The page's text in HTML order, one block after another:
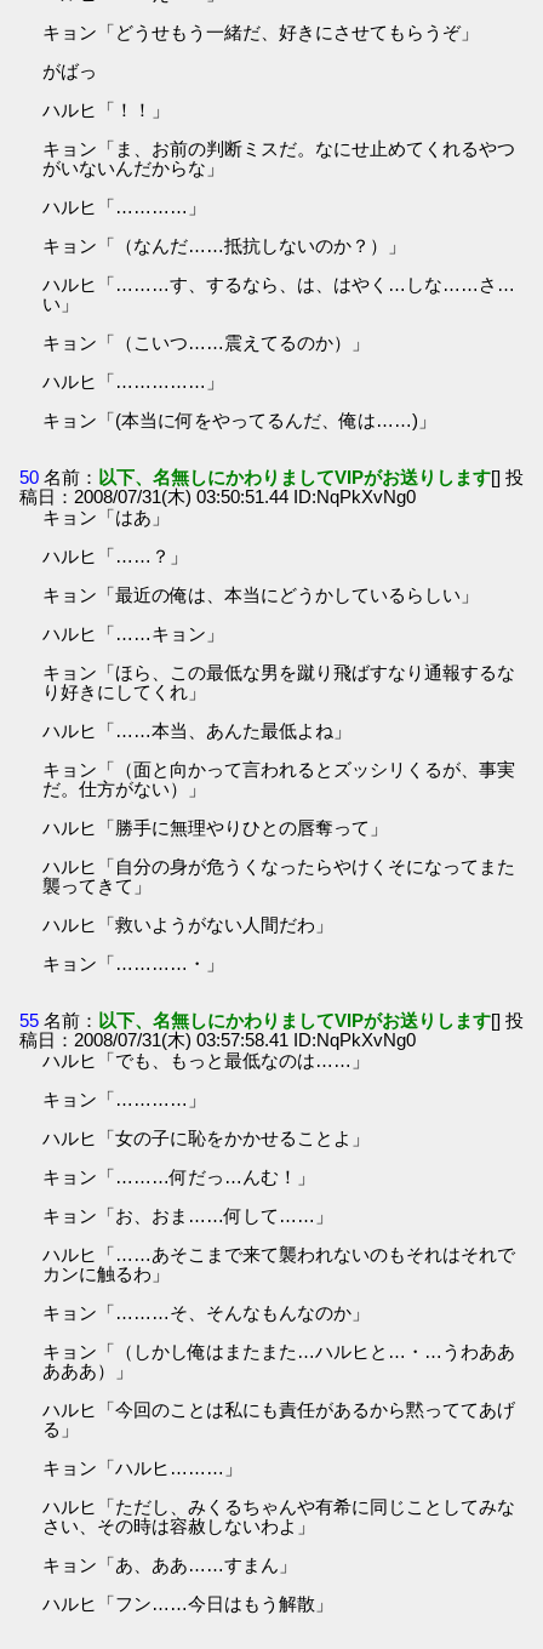
キョン「どうせもう一緒だ、好きにさせてもらうぞ」
がばっ
ハルヒ「！！」
キョン「ま、お前の判断ミスだ。なにせ止めてくれるやつ
がいないんだからな」
ハルヒ「…………」
キョン「（なんだ……抵抗しないのか？）」
ハルヒ「………す、するなら、は、はやく…しな……さ…
い」
キョン「（こいつ……震えてるのか）」
ハルヒ「……………」
キョン「(本当に何をやってるんだ、俺は……)」
50 名前： 以下、名無しにかわりましてVIPがお送りします[] 投
稿日：2008/07/31(木) 03:50:51.44 ID:NqPkXvNg0
キョン「はあ」
ハルヒ「……？」
キョン「最近の俺は、本当にどうかしているらしい」
ハルヒ「……キョン」
キョン「ほら、この最低な男を蹴り飛ばすなり通報するな
り好きにしてくれ」
ハルヒ「……本当、あんた最低よね」
キョン「（面と向かって言われるとズッシリくるが、事実
だ。仕方がない）」
ハルヒ「勝手に無理やりひとの唇奪って」
ハルヒ「自分の身が危うくなったらやけくそになってまた
襲ってきて」
ハルヒ「救いようがない人間だわ」
キョン「…………・」
55 名前： 以下、名無しにかわりましてVIPがお送りします[] 投
稿日：2008/07/31(木) 03:57:58.41 ID:NqPkXvNg0
ハルヒ「でも、もっと最低なのは……」
キョン「…………」
ハルヒ「女の子に恥をかかせることよ」
キョン「………何だっ…んむ！」
キョン「お、おま……何して……」
ハルヒ「……あそこまで来て襲われないのもそれはそれで
カンに触るわ」
キョン「………そ、そんなもんなのか」
キョン「（しかし俺はまたまた…ハルヒと…・…うわああ
あああ）」
ハルヒ「今回のことは私にも責任があるから黙っててあげ
る」
キョン「ハルヒ………」
ハルヒ「ただし、みくるちゃんや有希に同じことしてみな
さい、その時は容赦しないわよ」
キョン「あ、ああ……すまん」
ハルヒ「フン……今日はもう解散」